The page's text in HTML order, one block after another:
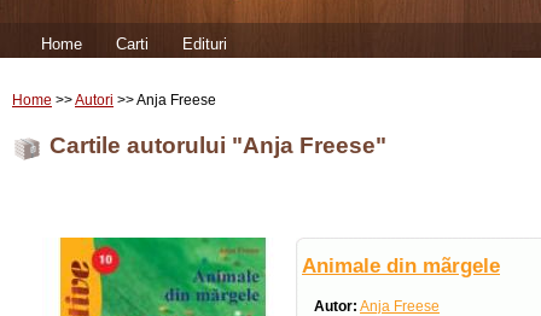
Home Carti Edituri
Home >>Autori >> Anja Freese
Cartile autorului "Anja Freese"
Animale din mãrgele
Autor: Anja Freese